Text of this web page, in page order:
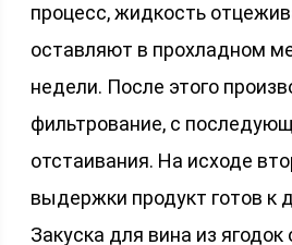
процесс, жидкость
оставляют в прохладном
недели. После этого
фильтрование, с
отстаивания. На исходе
выдержки продукт готов к
Закуска для вина из ягодок